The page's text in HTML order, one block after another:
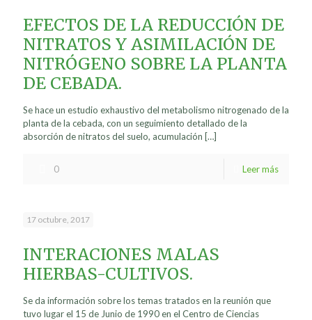
EFECTOS DE LA REDUCCIÓN DE
NITRATOS Y ASIMILACIÓN DE
NITRÓGENO SOBRE LA PLANTA
DE CEBADA.
Se hace un estudio exhaustivo del metabolismo nitrogenado de la
planta de la cebada, con un seguimiento detallado de la
absorción de nitratos del suelo, acumulación […]
0 Leer más
17 octubre, 2017
INTERACIONES MALAS
HIERBAS-CULTIVOS.
Se da información sobre los temas tratados en la reunión que
tuvo lugar el 15 de Junio de 1990 en el Centro de Ciencias